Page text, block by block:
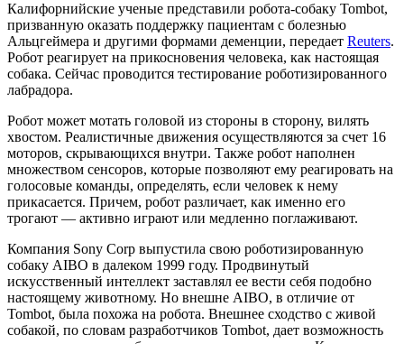
Калифорнийские ученые представили робота-собаку Tombot,
призванную оказать поддержку пациентам с болезнью
Альцгеймера и другими формами деменции, передает Reuters.
Робот реагирует на прикосновения человека, как настоящая
собака. Сейчас проводится тестирование роботизированного
лабрадора.
Робот может мотать головой из стороны в сторону, вилять
хвостом. Реалистичные движения осуществляются за счет 16
моторов, скрывающихся внутри. Также робот наполнен
множеством сенсоров, которые позволяют ему реагировать на
голосовые команды, определять, если человек к нему
прикасается. Причем, робот различает, как именно его
трогают — активно играют или медленно поглаживают.
Компания Sony Corp выпустила свою роботизированную
собаку AIBO в далеком 1999 году. Продвинутый
искусственный интеллект заставлял ее вести себя подобно
настоящему животному. Но внешне AIBO, в отличие от
Tombot, была похожа на робота. Внешнее сходство с живой
собакой, по словам разработчиков Tombot, дает возможность